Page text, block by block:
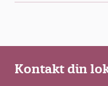
Kontakt din